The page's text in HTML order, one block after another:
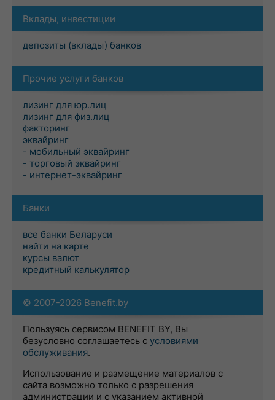
Вклады, инвестиции
депозиты (вклады) банков
Прочие услуги банков
лизинг для юр.лиц
лизинг для физ.лиц
факторинг
эквайринг
- мобильный эквайринг
- торговый эквайринг
- интернет-эквайринг
Банки
все банки Беларуси
найти на карте
курсы валют
кредитный калькулятор
© 2007-2026 Benefit.by
Пользуясь сервисом BENEFIT BY, Вы
безусловно соглашаетесь с условиями
обслуживания.
Использование и размещение материалов с
сайта возможно только с разрешения
администрации и с указанием активной